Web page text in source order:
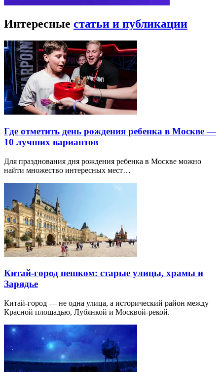
Интересные статьи и публикации
Где отметить день рождения ребенка в Москве —
10 лучших вариантов
Для празднования дня рождения ребенка в Москве можно
найти множество интересных мест…
Китай-город пешком: старые улицы, храмы и
Зарядье
Китай-город — не одна улица, а исторический район между
Красной площадью, Лубянкой и Москвой-рекой.